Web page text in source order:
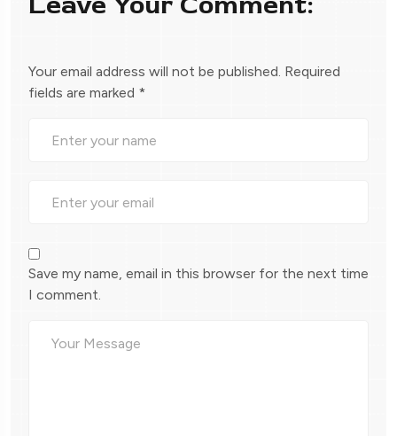
Your email address will not be published. Required
fields are marked *
Save my name, email in this browser for the next time
I comment.